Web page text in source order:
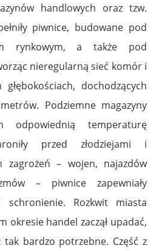
handlowych oraz tzw.
piwnice, budowane pod
rynkowym, a także pod
nieregularną sieć komór i
dochodzących
Podziemne magazyny
odpowiednią temperaturę
przed złodziejami i
zagrożeń – wojen, najazdów
– piwnice zapewniały
schronienie. Rozkwit miasta
okresie handel zaczął upadać,
bardzo potrzebne. Część z